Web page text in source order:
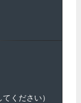
ください）